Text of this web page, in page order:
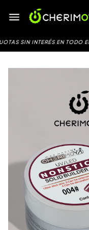
INTERÉS EN TODO EL SITIO